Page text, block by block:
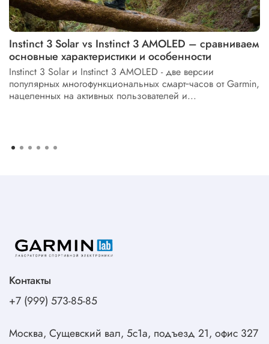
Instinct 3 Solar vs Instinct 3 AMOLED – сравниваем
основные характеристики и особенности
Instinct 3 Solar и Instinct 3 AMOLED - две версии
популярных многофункциональных смарт‑часов от Garmin,
нацеленных на активных пользователей и...
Контакты
+7 (999) 573-85-85
Москва, Сущевский вал, 5с1а, подъезд 21, офис 327